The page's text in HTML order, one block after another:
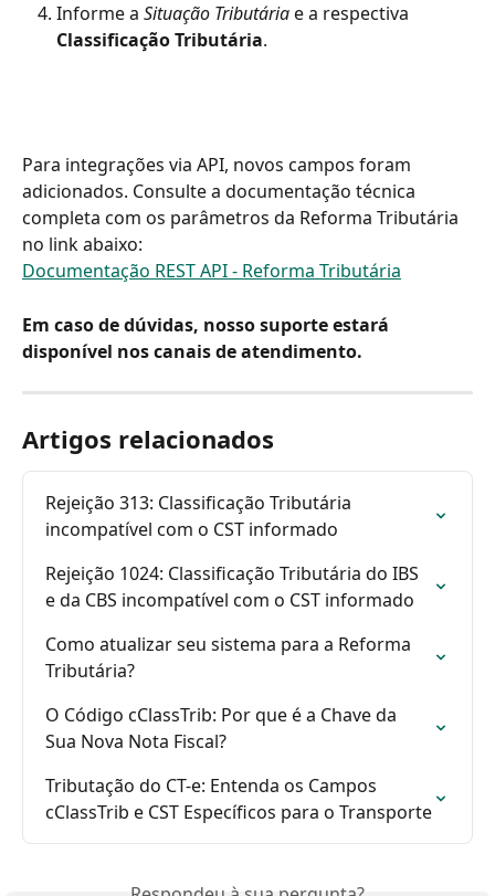
Informe a Situação Tributária e a respectiva
Classificação Tributária.
Para integrações via API, novos campos foram
adicionados. Consulte a documentação técnica
completa com os parâmetros da Reforma Tributária
no link abaixo:
Documentação REST API - Reforma Tributária
​Em caso de dúvidas, nosso suporte estará
disponível nos canais de atendimento.
Artigos relacionados
Rejeição 313: Classificação Tributária
incompatível com o CST informado
Rejeição 1024: Classificação Tributária do IBS
e da CBS incompatível com o CST informado
Como atualizar seu sistema para a Reforma
Tributária?
O Código cClassTrib: Por que é a Chave da
Sua Nova Nota Fiscal?
Tributação do CT-e: Entenda os Campos
cClassTrib e CST Específicos para o Transporte